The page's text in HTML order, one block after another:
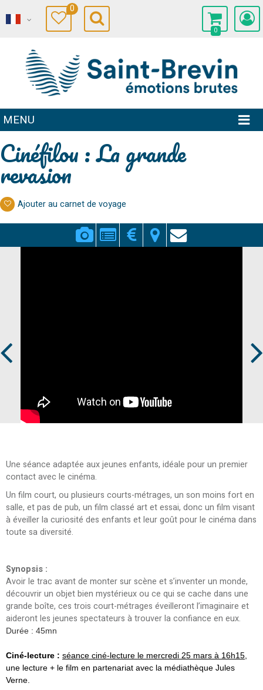
0
0
MENU
Cinéfilou : La grande
revasion
Ajouter au carnet de voyage
Une séance adaptée aux jeunes enfants, idéale pour un premier
contact avec le cinéma.
Un film court, ou plusieurs courts-métrages, un son moins fort en
salle, et pas de pub, un film classé art et essai, donc un film visant
à éveiller la curiosité des enfants et leur goût pour le cinéma dans
toute sa diversité.
Synopsis :
Avoir le trac avant de monter sur scène et s’inventer un monde,
découvrir un objet bien mystérieux ou ce qui se cache dans une
grande boîte, ces trois court-métrages éveilleront l’imaginaire et
aideront les jeunes spectateurs à trouver la confiance en eux.
Durée : 45mn
Ciné-lecture : séance ciné-lecture le mercredi 25 mars à 16h15
une lecture + le film en partenariat avec la médiathèque Jules
Verne.